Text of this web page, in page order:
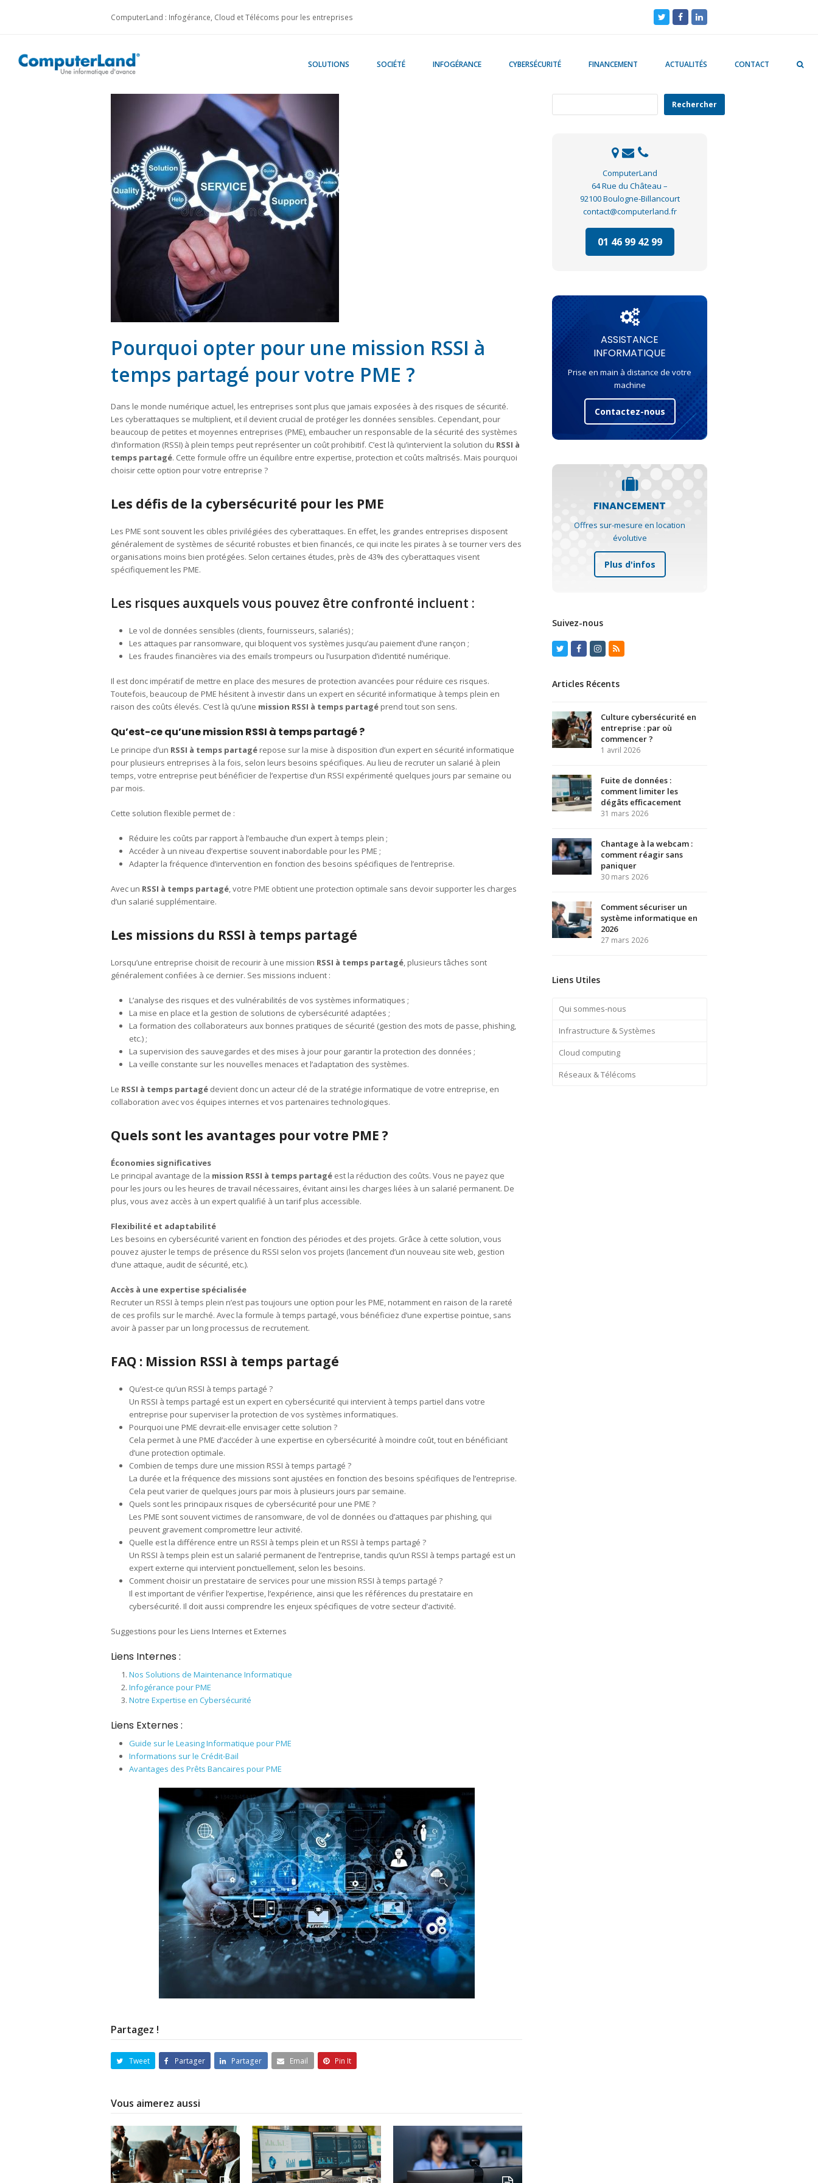
ComputerLand : Infogérance, Cloud et Télécoms pour les entreprises TwitterFacebookLinkedIn
SOLUTIONS SOCIÉTÉ INFOGÉRANCE CYBERSÉCURITÉ FINANCEMENT ACTUALITÉS CONTACT
Pourquoi opter pour une mission RSSI à
temps partagé pour votre PME ?
Dans le monde numérique actuel, les entreprises sont plus que jamais exposées à des risques de sécurité.
Les cyberattaques se multiplient, et il devient crucial de protéger les données sensibles. Cependant, pour
beaucoup de petites et moyennes entreprises (PME), embaucher un responsable de la sécurité des systèmes
d’information (RSSI) à plein temps peut représenter un coût prohibitif. C’est là qu’intervient la solution du RSSI à
temps partagé. Cette formule offre un équilibre entre expertise, protection et coûts maîtrisés. Mais pourquoi
choisir cette option pour votre entreprise ?
Les défis de la cybersécurité pour les PME
Les PME sont souvent les cibles privilégiées des cyberattaques. En effet, les grandes entreprises disposent
généralement de systèmes de sécurité robustes et bien financés, ce qui incite les pirates à se tourner vers des
organisations moins bien protégées. Selon certaines études, près de 43% des cyberattaques visent
spécifiquement les PME.
Les risques auxquels vous pouvez être confronté incluent :
Le vol de données sensibles (clients, fournisseurs, salariés) ;
Les attaques par ransomware, qui bloquent vos systèmes jusqu’au paiement d’une rançon ;
Les fraudes financières via des emails trompeurs ou l’usurpation d’identité numérique.
Il est donc impératif de mettre en place des mesures de protection avancées pour réduire ces risques.
Toutefois, beaucoup de PME hésitent à investir dans un expert en sécurité informatique à temps plein en
raison des coûts élevés. C’est là qu’une mission RSSI à temps partagé prend tout son sens.
Qu’est-ce qu’une mission RSSI à temps partagé ?
Le principe d’un RSSI à temps partagé repose sur la mise à disposition d’un expert en sécurité informatique
pour plusieurs entreprises à la fois, selon leurs besoins spécifiques. Au lieu de recruter un salarié à plein
temps, votre entreprise peut bénéficier de l’expertise d’un RSSI expérimenté quelques jours par semaine ou
par mois.
Cette solution flexible permet de :
Réduire les coûts par rapport à l’embauche d’un expert à temps plein ;
Accéder à un niveau d’expertise souvent inabordable pour les PME ;
Adapter la fréquence d’intervention en fonction des besoins spécifiques de l’entreprise.
Avec un RSSI à temps partagé, votre PME obtient une protection optimale sans devoir supporter les charges
d’un salarié supplémentaire.
Les missions du RSSI à temps partagé
Lorsqu’une entreprise choisit de recourir à une mission RSSI à temps partagé, plusieurs tâches sont
généralement confiées à ce dernier. Ses missions incluent :
L’analyse des risques et des vulnérabilités de vos systèmes informatiques ;
La mise en place et la gestion de solutions de cybersécurité adaptées ;
La formation des collaborateurs aux bonnes pratiques de sécurité (gestion des mots de passe, phishing,
etc.) ;
La supervision des sauvegardes et des mises à jour pour garantir la protection des données ;
La veille constante sur les nouvelles menaces et l’adaptation des systèmes.
Le RSSI à temps partagé devient donc un acteur clé de la stratégie informatique de votre entreprise, en
collaboration avec vos équipes internes et vos partenaires technologiques.
Quels sont les avantages pour votre PME ?
Économies significatives
Le principal avantage de la mission RSSI à temps partagé est la réduction des coûts. Vous ne payez que
pour les jours ou les heures de travail nécessaires, évitant ainsi les charges liées à un salarié permanent. De
plus, vous avez accès à un expert qualifié à un tarif plus accessible.
Flexibilité et adaptabilité
Les besoins en cybersécurité varient en fonction des périodes et des projets. Grâce à cette solution, vous
pouvez ajuster le temps de présence du RSSI selon vos projets (lancement d’un nouveau site web, gestion
d’une attaque, audit de sécurité, etc.).
Accès à une expertise spécialisée
Recruter un RSSI à temps plein n’est pas toujours une option pour les PME, notamment en raison de la rareté
de ces profils sur le marché. Avec la formule à temps partagé, vous bénéficiez d’une expertise pointue, sans
avoir à passer par un long processus de recrutement.
FAQ : Mission RSSI à temps partagé
Qu’est-ce qu’un RSSI à temps partagé ?
Un RSSI à temps partagé est un expert en cybersécurité qui intervient à temps partiel dans votre
entreprise pour superviser la protection de vos systèmes informatiques.
Pourquoi une PME devrait-elle envisager cette solution ?
Cela permet à une PME d’accéder à une expertise en cybersécurité à moindre coût, tout en bénéficiant
d’une protection optimale.
Combien de temps dure une mission RSSI à temps partagé ?
La durée et la fréquence des missions sont ajustées en fonction des besoins spécifiques de l’entreprise.
Cela peut varier de quelques jours par mois à plusieurs jours par semaine.
Quels sont les principaux risques de cybersécurité pour une PME ?
Les PME sont souvent victimes de ransomware, de vol de données ou d’attaques par phishing, qui
peuvent gravement compromettre leur activité.
Quelle est la différence entre un RSSI à temps plein et un RSSI à temps partagé ?
Un RSSI à temps plein est un salarié permanent de l’entreprise, tandis qu’un RSSI à temps partagé est un
expert externe qui intervient ponctuellement, selon les besoins.
Comment choisir un prestataire de services pour une mission RSSI à temps partagé ?
Il est important de vérifier l’expertise, l’expérience, ainsi que les références du prestataire en
cybersécurité. Il doit aussi comprendre les enjeux spécifiques de votre secteur d’activité.
Suggestions pour les Liens Internes et Externes
Liens Internes :
Nos Solutions de Maintenance Informatique
Infogérance pour PME
Notre Expertise en Cybersécurité
Liens Externes :
Guide sur le Leasing Informatique pour PME
Informations sur le Crédit-Bail
Avantages des Prêts Bancaires pour PME
Partagez !
Tweet Partager Partager Email Pin It
Vous aimerez aussi
Rechercher
ComputerLand
64 Rue du Château –
92100 Boulogne-Billancourt
contact@computerland.fr
01 46 99 42 99
ASSISTANCE
INFORMATIQUE
Prise en main à distance de votre
machine
Contactez-nous
FINANCEMENT
Offres sur-mesure en location
évolutive
Plus d'infos
Suivez-nous
TwitterFacebook
Instagram
RSS
Articles Récents
Culture cybersécurité en
entreprise : par où
commencer ?
1 avril 2026
Fuite de données :
comment limiter les
dégâts efficacement
31 mars 2026
Chantage à la webcam :
comment réagir sans
paniquer
30 mars 2026
Comment sécuriser un
système informatique en
2026
27 mars 2026
Liens Utiles
Qui sommes-nous
Infrastructure & Systèmes
Cloud computing
Réseaux & Télécoms